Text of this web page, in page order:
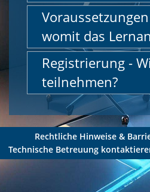
womit das
Registrierung -
teilnehmen?
Rechtliche Hinweise &
Technische Betreuung